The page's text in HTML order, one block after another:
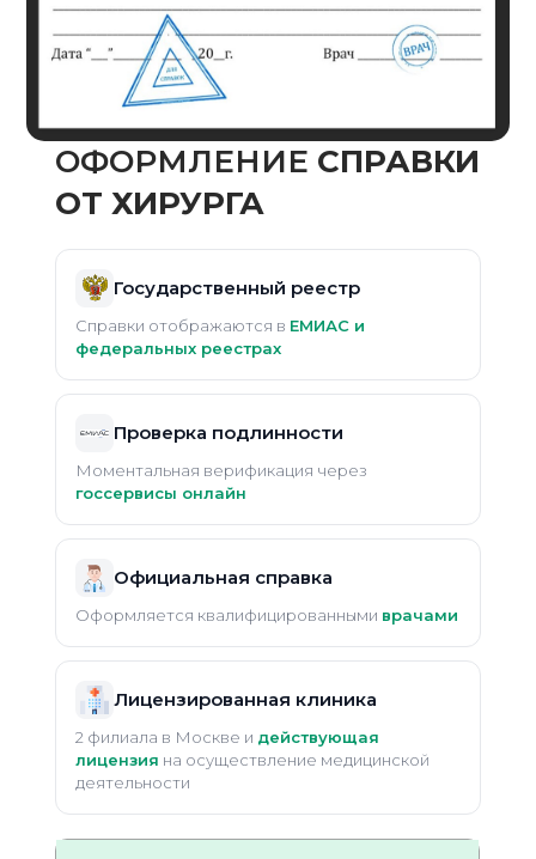
ОФОРМЛЕНИЕ CПРАВКИ
ОТ ХИРУРГА
Государственный реестр
Справки отображаются в ЕМИАС и
федеральных реестрах
Проверка подлинности
Моментальная верификация через
госсервисы онлайн
Официальная справка
Оформляется квалифицированными врачами
Лицензированная клиника
2 филиала в Москве и действующая
лицензия на осуществление медицинской
деятельности